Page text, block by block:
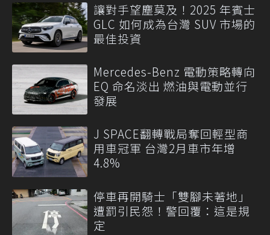
讓對手望塵莫及！2025 年賓士
GLC 如何成為台灣 SUV 市場的
最佳投資
Mercedes-Benz 電動策略轉向
EQ 命名淡出 燃油與電動並行
發展
J SPACE翻轉戰局奪回輕型商
用車冠軍 台灣2月車市年增
4.8%
停車再開騎士「雙腳未著地」
遭罰引民怨！警回覆：這是規
定